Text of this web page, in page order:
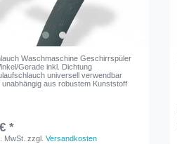
Waschmaschine Geschirrspüler
Gerade inkl. Dichtung
universell verwendbar
unabhängig aus robustem Kunststoff
*
MwSt. zzgl.Versandkosten